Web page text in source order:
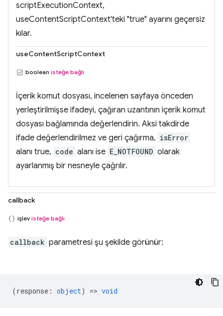
scriptExecutionContext,
useContentScriptContext'teki "true" ayarını geçersiz
kılar.
useContentScriptContext
boolean isteğe bağlı
İçerik komut dosyası, incelenen sayfaya önceden
yerleştirilmişse ifadeyi, çağıran uzantının içerik komut
dosyası bağlamında değerlendirin. Aksi takdirde
ifade değerlendirilmez ve geri çağırma, isError
alanı true, code alanı ise E_NOTFOUND olarak
ayarlanmış bir nesneyle çağrılır.
callback
işlevisteğe bağlı
callback parametresi şu şekilde görünür:
(response : object) => void